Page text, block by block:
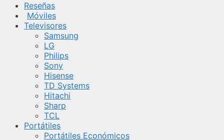
Reseñas
Móviles
Televisores
Samsung
LG
Philips
Sony
Hisense
TD Systems
Hitachi
Sharp
TCL
Portátiles
Portátiles Económicos